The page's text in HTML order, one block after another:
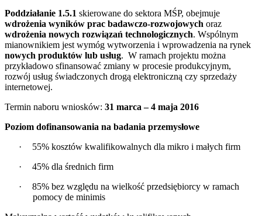
Poddziałanie 1.5.1 skierowane do sektora MŚP, obejmuje
wdrożenia wyników prac badawczo-rozwojowych oraz
wdrożenia nowych rozwiązań technologicznych. Wspólnym
mianownikiem jest wymóg wytworzenia i wprowadzenia na rynek
nowych produktów lub usług. W ramach projektu można
przykładowo sfinansować zmiany w procesie produkcyjnym,
rozwój usług świadczonych drogą elektroniczną czy sprzedaży
internetowej.
Termin naboru wniosków: 31 marca – 4 maja 2016
Poziom dofinansowania na badania przemysłowe
·
55% kosztów kwalifikowalnych dla mikro i małych firm
·
45% dla średnich firm
·
85% bez względu na wielkość przedsiębiorcy w ramach
pomocy de minimis